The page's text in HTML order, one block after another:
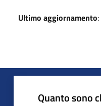
Ultimo aggiornamento
Quanto sono